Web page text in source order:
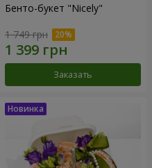
Бенто-букет "Nicely"
1 749 грн
Заказать